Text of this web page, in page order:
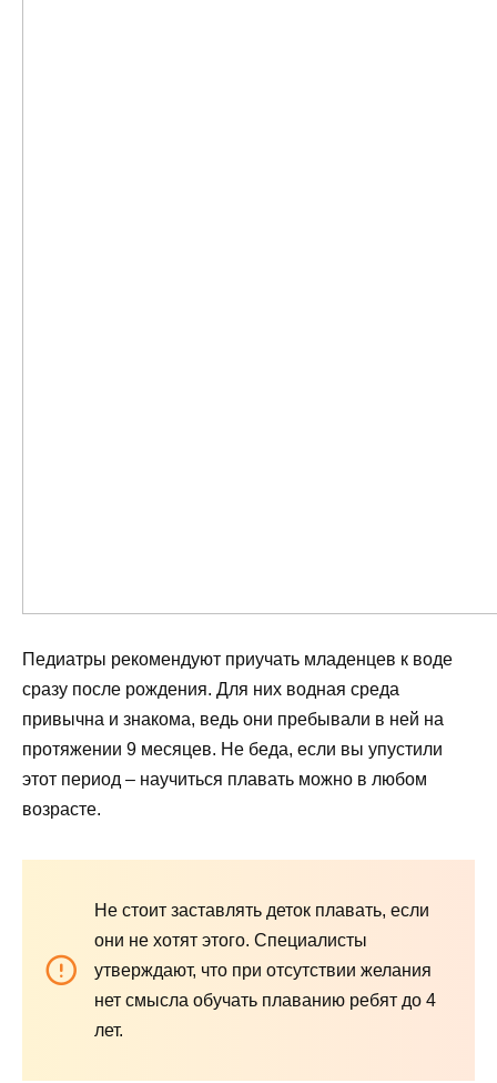
Педиатры рекомендуют приучать младенцев к воде
сразу после рождения. Для них водная среда
привычна и знакома, ведь они пребывали в ней на
протяжении 9 месяцев. Не беда, если вы упустили
этот период – научиться плавать можно в любом
возрасте.
Не стоит заставлять деток плавать, если
они не хотят этого. Специалисты
утверждают, что при отсутствии желания
нет смысла обучать плаванию ребят до 4
лет.